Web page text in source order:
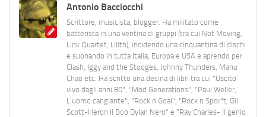
Antonio Bacciocchi
Scrittore, musicista, blogger. Ha militato come
batterista in una ventina di gruppi (tra cui Not Moving,
Link Quartet, Lilith), incidendo una cinquantina di dischi
e suonando in tutta Italia, Europa e USA e aprendo per
Clash, Iggy and the Stooges, Johnny Thunders, Manu
Chao etc. Ha scritto una decina di libri tra cui "Uscito
vivo dagli anni 80", "Mod Generations", "Paul Weller,
L’uomo cangiante", "Rock n Goal", "Rock n Spor"t, Gil
Scott-Heron Il Bob Dylan Nero" e "Ray Charles- Il genio